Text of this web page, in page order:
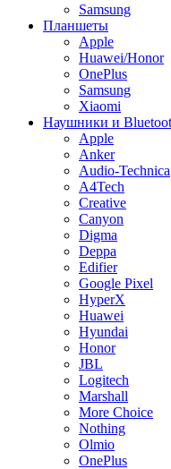
Samsung
Планшеты
Apple
Huawei/Honor
OnePlus
Samsung
Xiaomi
Наушники и
Apple
Anker
Audio-Technica
A4Tech
Creative
Canyon
Digma
Deppa
Edifier
Google Pixel
HyperX
Huawei
Hyundai
Honor
JBL
Logitech
Marshall
More Choice
Nothing
Olmio
OnePlus